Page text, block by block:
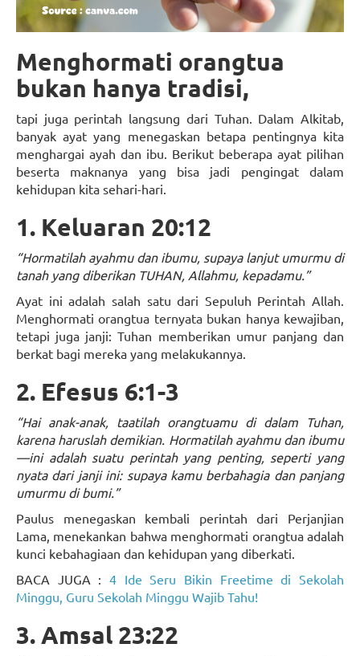
Menghormati orangtua
bukan hanya tradisi,
tapi juga perintah langsung dari Tuhan. Dalam Alkitab,
banyak ayat yang menegaskan betapa pentingnya kita
menghargai ayah dan ibu. Berikut beberapa ayat pilihan
beserta maknanya yang bisa jadi pengingat dalam
kehidupan kita sehari-hari.
1. Keluaran 20:12
“Hormatilah ayahmu dan ibumu, supaya lanjut umurmu di
tanah yang diberikan TUHAN, Allahmu, kepadamu.”
Ayat ini adalah salah satu dari Sepuluh Perintah Allah.
Menghormati orangtua ternyata bukan hanya kewajiban,
tetapi juga janji: Tuhan memberikan umur panjang dan
berkat bagi mereka yang melakukannya.
2. Efesus 6:1-3
“Hai anak-anak, taatilah orangtuamu di dalam Tuhan,
karena haruslah demikian. Hormatilah ayahmu dan ibumu
—ini adalah suatu perintah yang penting, seperti yang
nyata dari janji ini: supaya kamu berbahagia dan panjang
umurmu di bumi.”
Paulus menegaskan kembali perintah dari Perjanjian
Lama, menekankan bahwa menghormati orangtua adalah
kunci kebahagiaan dan kehidupan yang diberkati.
BACA JUGA : 4 Ide Seru Bikin Freetime di Sekolah
Minggu, Guru Sekolah Minggu Wajib Tahu!
3. Amsal 23:22